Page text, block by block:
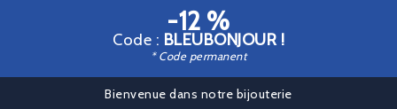
-12 %
Code : BLEUBONJOUR !
* Code permanent
Bienvenue dans notre bijouterie